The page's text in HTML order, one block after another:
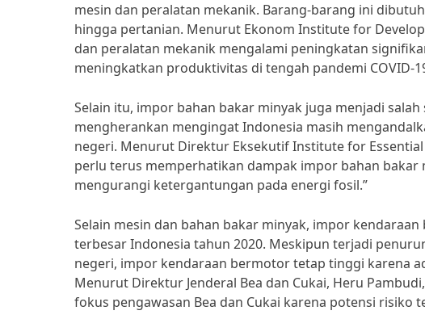
mesin dan peralatan mekanik. Barang-barang ini
hingga pertanian. Menurut Ekonom Institute for
dan peralatan mekanik mengalami peningkatan
meningkatkan produktivitas di tengah pandemi COVID-
Selain itu, impor bahan bakar minyak juga menjadi
mengherankan mengingat Indonesia masih
negeri. Menurut Direktur Eksekutif Institute for Essential
perlu terus memperhatikan dampak impor bahan
mengurangi ketergantungan pada energi fosil.”
Selain mesin dan bahan bakar minyak, impor
terbesar Indonesia tahun 2020. Meskipun terjadi
negeri, impor kendaraan bermotor tetap tinggi karena
Menurut Direktur Jenderal Bea dan Cukai, Heru
fokus pengawasan Bea dan Cukai karena potensi risiko